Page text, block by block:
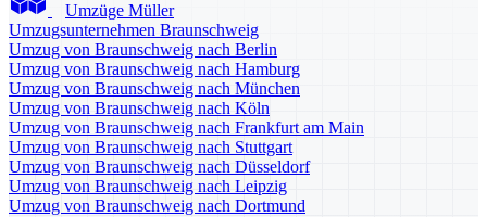
Umzüge Müller
Umzugsunternehmen Braunschweig
Umzug von Braunschweig nach Berlin
Umzug von Braunschweig nach Hamburg
Umzug von Braunschweig nach München
Umzug von Braunschweig nach Köln
Umzug von Braunschweig nach Frankfurt am Main
Umzug von Braunschweig nach Stuttgart
Umzug von Braunschweig nach Düsseldorf
Umzug von Braunschweig nach Leipzig
Umzug von Braunschweig nach Dortmund